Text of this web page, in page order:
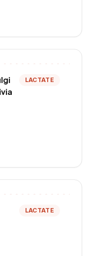
LACTATE
LACTATE